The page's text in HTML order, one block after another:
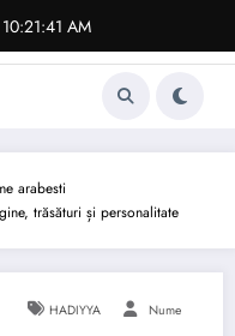
10:21:42 AM
arabesti
trăsături și personalitate
HADIYYA Nume